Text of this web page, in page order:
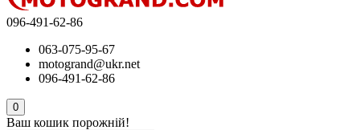
096-491-62-86
063-075-95-67
motogrand@ukr.net
096-491-62-86
0
Ваш кошик порожній!